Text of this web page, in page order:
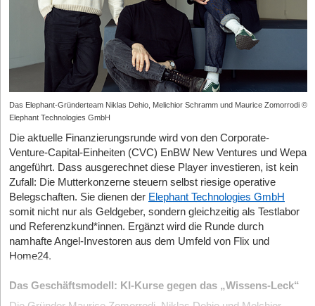
Das Elephant-Gründerteam Niklas Dehio, Melichior Schramm und Maurice Zomorrodi ©
Elephant Technologies GmbH
Die aktuelle Finanzierungsrunde wird von den Corporate-
Venture-Capital-Einheiten (CVC) EnBW New Ventures und Wepa
angeführt. Dass ausgerechnet diese Player investieren, ist kein
Zufall: Die Mutterkonzerne steuern selbst riesige operative
Belegschaften. Sie dienen der Elephant Technologies GmbH
somit nicht nur als Geldgeber, sondern gleichzeitig als Testlabor
und Referenzkund*innen. Ergänzt wird die Runde durch
namhafte Angel-Investoren aus dem Umfeld von Flix und
Home24.
Das Geschäftsmodell: KI-Kurse gegen das „Wissens-Leck“